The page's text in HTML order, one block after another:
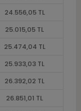
24.556,05 TL
25.015,05 TL
25.474,04 TL
25.933,03 TL
26.392,02 TL
26.851,01 TL